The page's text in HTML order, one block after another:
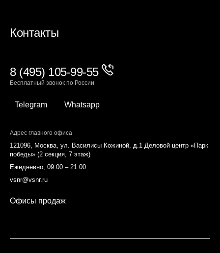
Контакты
8 (495) 105-99-55
Бесплатный звонок по России
Telegram Whatsapp
Адрес главного офиса
121096, Москва, ул. Василисы Кожиной, д.1 Деловой центр «Парк
победы» (2 секция, 7 этаж)
Ежедневно, 09:00 – 21:00
vsnr@vsnr.ru
Офисы продаж